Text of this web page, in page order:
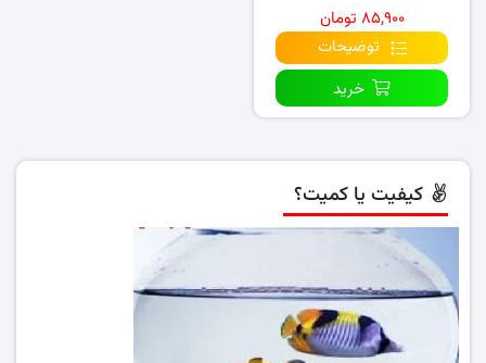
۸۵,۹۰۰ تومان
توضیحات
خرید
کیفیت یا کمیت؟